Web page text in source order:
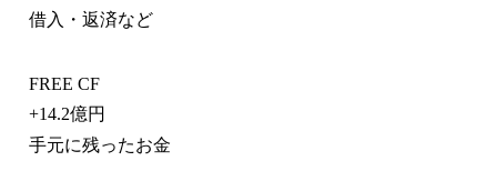
借入・返済など
FREE CF
+14.2億円
手元に残ったお金